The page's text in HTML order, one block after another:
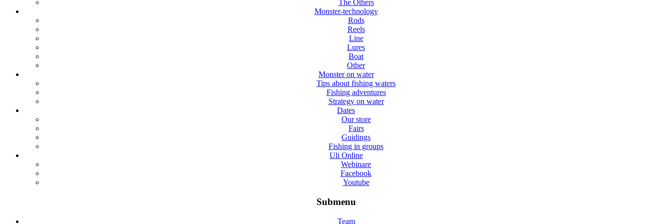
The Others
Monster-technology
Rods
Reels
Line
Lures
Boat
Other
Monster on water
Tips about fishing waters
Fishing adventures
Strategy on water
Dates
Our store
Fairs
Guidings
Fishing in groups
Uli Online
Webinare
Facebook
Youtube
Submenu
Team